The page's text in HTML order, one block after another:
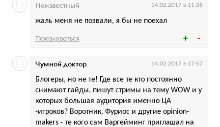
жаль меня не позвали, я бы не поехал
Неизвестный 14.02.2017 в 11:36
Пожаловаться
Блогеры, но не те! Где все те кто постоянно
снимают гайды, пишут стримы на тему WOW и у
которых большая аудитория именно ЦА
-игроков? Воротник, Фуриос и другие opinion-
makers - те кого сам Варгейминг приглашал на
Чумной доктор 14.02.2017 в 17:57